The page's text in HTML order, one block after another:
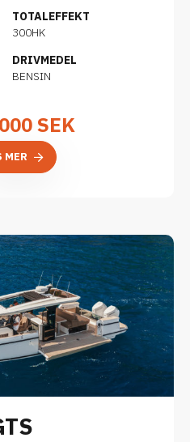
TOTALEFFEKT
300HK
DRIVMEDEL
BENSIN
SEK
MER